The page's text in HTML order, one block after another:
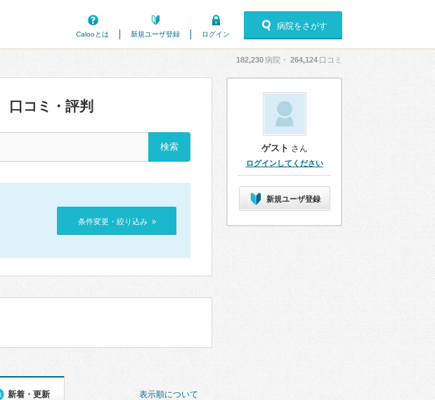
Calooとは
新規ユーザ登録 ログイン
病院をさがす
182,230病院・ 264,124 口コミ
口コミ・評判
条件変更・絞り込み »
表示順について
新着・更新
ゲスト さん
ログインしてください
新規ユーザ登録